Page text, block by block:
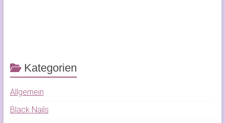
Kategorien
Allgemein
Black Nails